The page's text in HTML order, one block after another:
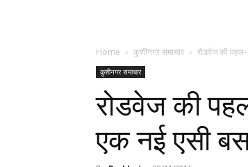
Home कुशीनगर समाचार रोडवेज की
कुशीनगर समाचार
रोडवेज की
एक नई एसी